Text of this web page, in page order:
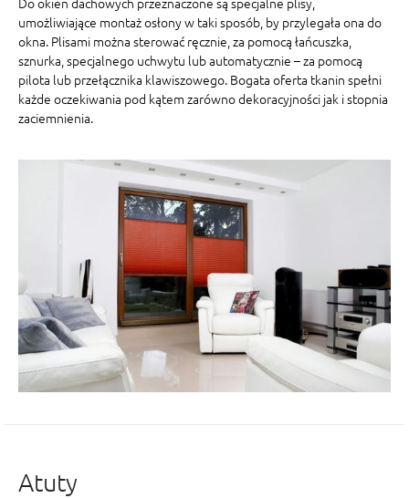
umożliwiające montaż osłony w taki sposób, by przylegała ona do
okna. Plisami można sterować ręcznie, za pomocą łańcuszka,
sznurka, specjalnego uchwytu lub automatycznie – za pomocą
pilota lub przełącznika klawiszowego. Bogata oferta tkanin spełni
każde oczekiwania pod kątem zarówno dekoracyjności jak i stopnia
zaciemnienia.
Atuty